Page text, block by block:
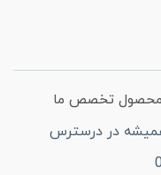
محصول تخصص ما
همیشه در درسترس